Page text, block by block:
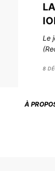
Le
8
À